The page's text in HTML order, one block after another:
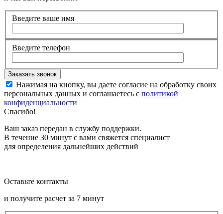
Введите ваше имя
Введите телефон
Нажимая на кнопку, вы даете согласие на обработку своих
персональных данных и соглашаетесь с политикой
конфиденциальности
Спасибо!
Ваш заказ передан в службу поддержки.
В течение 30 минут с вами свяжется специалист
для определения дальнейших действий
Оставьте контакты
и получите расчет за 7 минут